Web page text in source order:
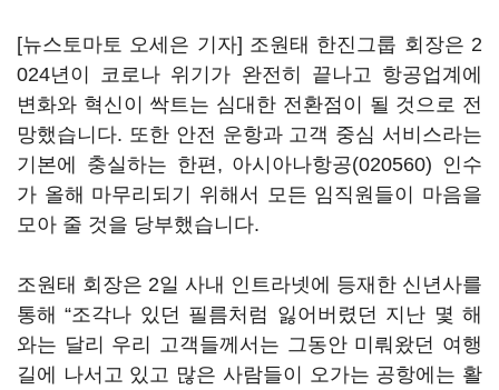
[뉴스토마토 오세은 기자] 조원태 한진그룹 회장은 2
024년이 코로나 위기가 완전히 끝나고 항공업계에
변화와 혁신이 싹트는 심대한 전환점이 될 것으로 전
망했습니다. 또한 안전 운항과 고객 중심 서비스라는
기본에 충실하는 한편, 아시아나항공(020560) 인수
가 올해 마무리되기 위해서 모든 임직원들이 마음을
모아 줄 것을 당부했습니다.
조원태 회장은 2일 사내 인트라넷에 등재한 신년사를
통해 “조각나 있던 필름처럼 잃어버렸던 지난 몇 해
와는 달리 우리 고객들께서는 그동안 미뤄왔던 여행
길에 나서고 있고 많은 사람들이 오가는 공항에는 활